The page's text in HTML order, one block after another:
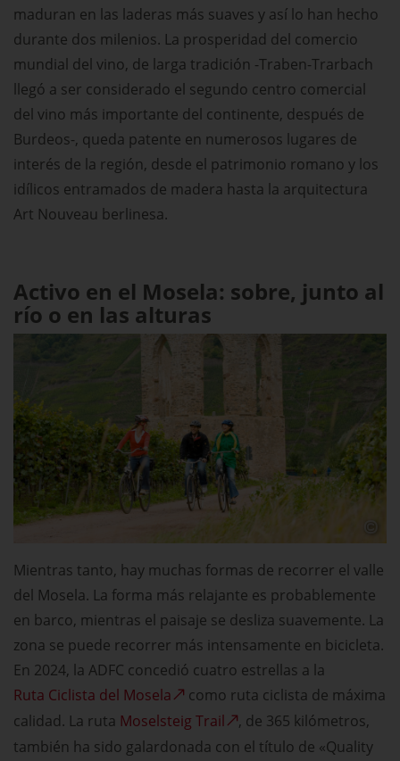
maduran en las laderas más suaves y así lo han hecho
durante dos milenios. La prosperidad del comercio
mundial del vino, de larga tradición -Traben-Trarbach
llegó a ser considerado el segundo centro comercial
del vino más importante del continente, después de
Burdeos-, queda patente en numerosos lugares de
interés de la región, desde el patrimonio romano y los
idílicos entramados de madera hasta la arquitectura
Art Nouveau berlinesa.
Activo en el Mosela: sobre, junto al
río o en las alturas
Mientras tanto, hay muchas formas de recorrer el valle
del Mosela. La forma más relajante es probablemente
en barco, mientras el paisaje se desliza suavemente. La
zona se puede recorrer más intensamente en bicicleta.
En 2024, la ADFC concedió cuatro estrellas a la
Ruta Ciclista del Mosela
como ruta ciclista de máxima
calidad. La ruta Moselsteig Trail
, de 365 kilómetros,
también ha sido galardonada con el título de «Quality